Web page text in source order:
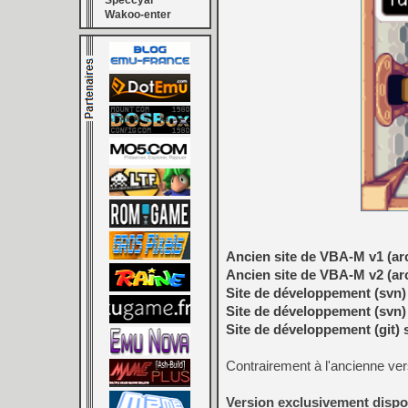
Wakoo-enter
Ancien site de VBA-M v1
Ancien site de VBA-M v2
Site de développement
Site de développement
Site de développement (git)
Contrairement à l'ancienne
Version exclusivement